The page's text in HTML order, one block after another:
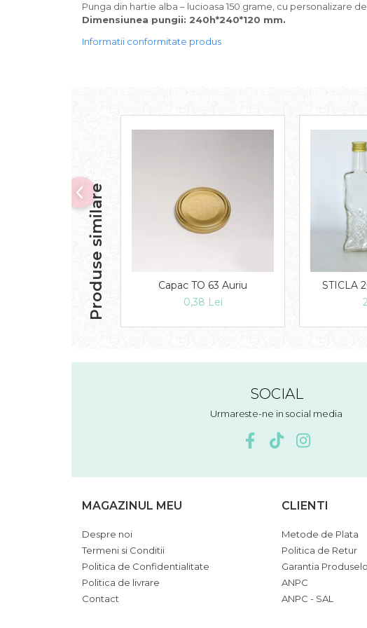
Punga din hartie alba – lucioasa 150 grame, cu personalizare
Dimensiunea pungii: 240h*240*120 mm.
Informatii conformitate produs
Produse similare
Capac TO 63 Auriu
0,38 Lei
STICLA
SOCIAL
Urmareste-ne in social media
MAGAZINUL MEU
Despre noi
Termeni si Conditii
Politica de Confidentialitate
Politica de livrare
Contact
CLIENTI
Metode de Plata
Politica de Retur
Garantia
ANPC
ANPC - SAL